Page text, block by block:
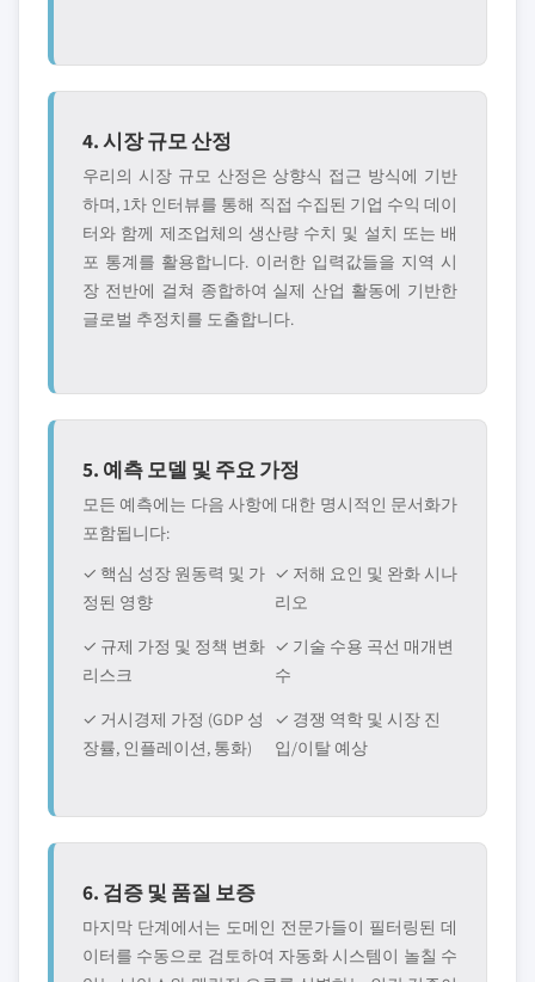
4. 시장 규모 산정
우리의 시장 규모 산정은 상향식 접근 방식에 기반
하며, 1차 인터뷰를 통해 직접 수집된 기업 수익 데이
터와 함께 제조업체의 생산량 수치 및 설치 또는 배
포 통계를 활용합니다. 이러한 입력값들을 지역 시
장 전반에 걸쳐 종합하여 실제 산업 활동에 기반한
글로벌 추정치를 도출합니다.
5. 예측 모델 및 주요 가정
모든 예측에는 다음 사항에 대한 명시적인 문서화가
포함됩니다:
✓ 핵심 성장 원동력 및 가
정된 영향
✓ 저해 요인 및 완화 시나
리오
✓ 규제 가정 및 정책 변화
리스크
✓ 기술 수용 곡선 매개변
수
✓ 거시경제 가정 (GDP 성
장률, 인플레이션, 통화)
✓ 경쟁 역학 및 시장 진
입/이탈 예상
6. 검증 및 품질 보증
마지막 단계에서는 도메인 전문가들이 필터링된 데
이터를 수동으로 검토하여 자동화 시스템이 놀칠 수